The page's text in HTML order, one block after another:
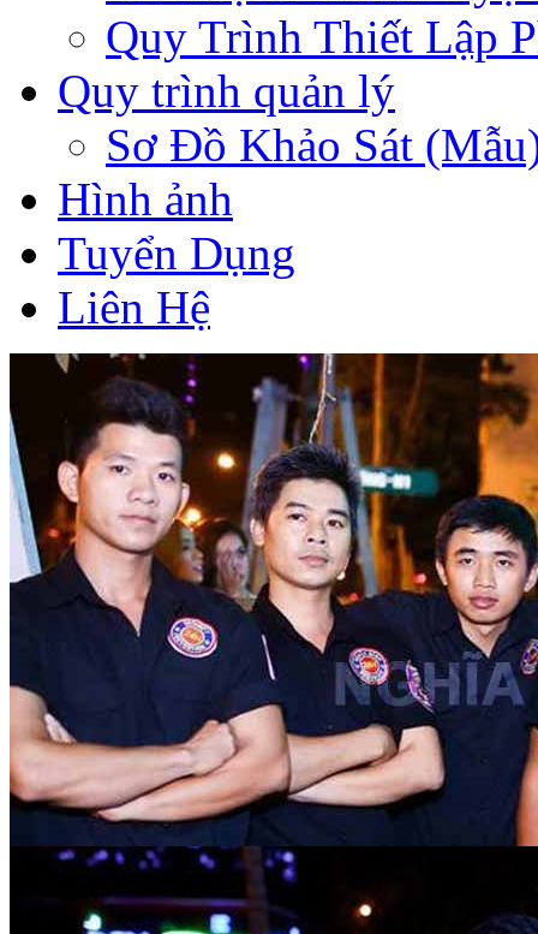
Quy Trình Thiết Lập
Quy trình quản lý
Sơ Đồ Khảo Sát
Hình ảnh
Tuyển Dụng
Liên Hệ